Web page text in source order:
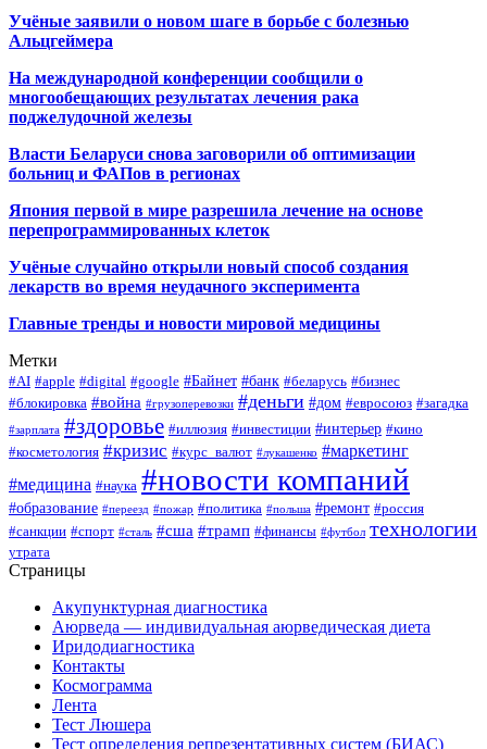
Учёные заявили о новом шаге в борьбе с болезнью
Альцгеймера
На международной конференции сообщили о
многообещающих результатах лечения рака
поджелудочной железы
Власти Беларуси снова заговорили об оптимизации
больниц и ФАПов в регионах
Япония первой в мире разрешила лечение на основе
перепрограммированных клеток
Учёные случайно открыли новый способ создания
лекарств во время неудачного эксперимента
Главные тренды и новости мировой медицины
Метки
#AI #apple #digital #google #Байнет #банк #беларусь #бизнес
#блокировка #война #грузоперевозки #деньги #дом #евросоюз #загадка
#зарплата #здоровье #иллюзия #инвестиции #интерьер #кино
#косметология #кризис #курс_валют #лукашенко #маркетинг
#медицина #наука #новости компаний
#образование #переезд #пожар #политика #польша #ремонт #россия
#санкции #спорт #сталь #сша #трамп #финансы #футбол технологии
утрата
Страницы
Акупунктурная диагностика
Аюрведа — индивидуальная аюрведическая диета
Иридодиагностика
Контакты
Космограмма
Лента
Тест Люшера
Тест определения репрезентативных систем (БИАС)